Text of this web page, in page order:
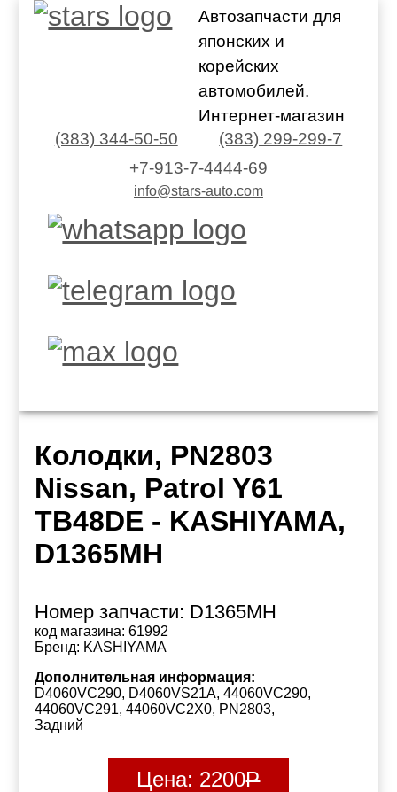
Автозапчасти для
японских и
корейских
автомобилей.
Интернет-магазин
(383) 344-50-50
(383) 299-299-7
+7-913-7-4444-69
info@stars-auto.com
Колодки, PN2803
Nissan, Patrol Y61
TB48DE - KASHIYAMA,
D1365MH
Номер запчасти: D1365MH
код магазина: 61992
Бренд: KASHIYAMA
Дополнительная информация:
D4060VC290, D4060VS21A, 44060VC290,
44060VC291, 44060VC2X0, PN2803,
Задний
Цена: 2200Р